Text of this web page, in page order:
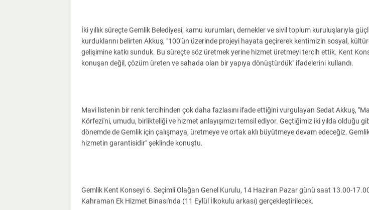
İki yıllık süreçte Gemlik Belediyesi, kamu kurumları, dernekler ve sivil toplum kuruluşlarıyla
kurduklarını belirten Akkuş, "100'ün üzerinde projeyi hayata geçirerek kentimizin sosyal,
gelişimine katkı sunduk. Bu süreçte söz üretmek yerine hizmet üretmeyi tercih ettik. Kent
konuşan değil, çözüm üreten ve sahada olan bir yapıya dönüştürdük" ifadelerini kullandı.
Mavi listenin bir renk tercihinden çok daha fazlasını ifade ettiğini vurgulayan Sedat Akkuş,
Körfezi'ni, umudu, birlikteliği ve hizmet anlayışımızı temsil ediyor. Geçtiğimiz iki yılda olduğu
dönemde de Gemlik için çalışmaya, üretmeye ve ortak aklı büyütmeye devam edeceğiz.
hizmetin garantisidir" şeklinde konuştu.
Gemlik Kent Konseyi 6. Seçimli Olağan Genel Kurulu, 14 Haziran Pazar günü saat 13.00-
Kahraman Ek Hizmet Binası'nda (11 Eylül İlkokulu arkası) gerçekleştirilecek.